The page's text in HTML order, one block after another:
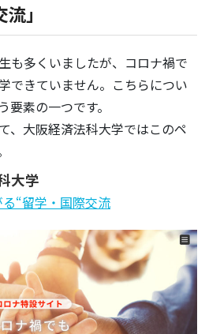
」
も多くいましたが、コロナ禍で
できていません。こちらについ
素の一つです。
、大阪経済法科大学ではこのペ
大学
“留学・国際交流